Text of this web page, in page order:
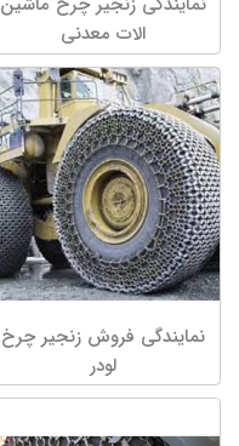
الات معدنی
نمایندگی فروش زنجیر چرخ
لودر